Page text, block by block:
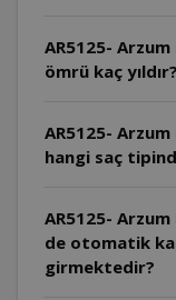
AR5125-
ömrü kaç yıldır?
AR5125-
hangi saç
AR5125-
de otomatik
girmektedir?